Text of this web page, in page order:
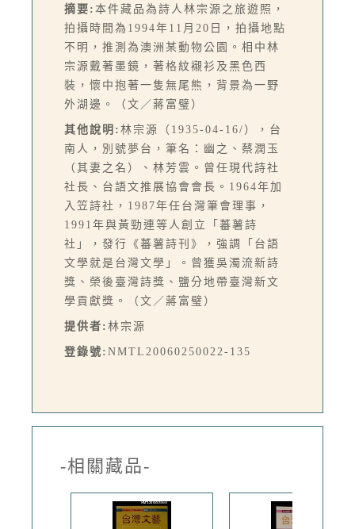
摘要: 本件藏品為詩人林宗源之旅遊照，
拍攝時間為1994年11月20日，拍攝地點
不明，推測為澳洲某動物公園。相中林
宗源戴著墨鏡，著格紋襯衫及黑色西
裝，懷中抱著一隻無尾熊，背景為一野
外湖邊。（文／蔣富璧）
其他說明: 林宗源（1935-04-16/），台
南人，別號夢台，筆名：幽之、蔡潤玉
（其妻之名）、林芳雲。曾任現代詩社
社長、台語文推展協會會長。1964年加
入笠詩社，1987年任台灣筆會理事，
1991年與黃勁連等人創立「蕃薯詩
社」，發行《蕃薯詩刊》，強調「台語
文學就是台灣文學」。曾獲吳濁流新詩
獎、榮後臺灣詩獎、鹽分地帶臺灣新文
學貢獻獎。（文／蔣富璧）
提供者: 林宗源
登錄號: NMTL20060250022-135
-相關藏品-